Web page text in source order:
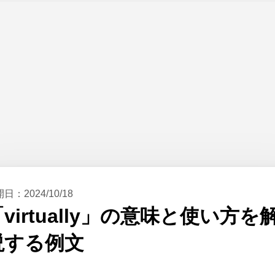
日： 2024/10/18
virtually」の意味と使い方を
する例文